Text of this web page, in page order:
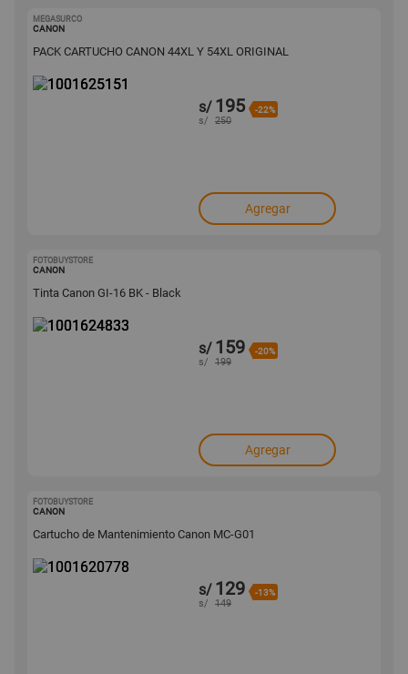
MEGASURCO
CANON
PACK CARTUCHO CANON 44XL Y 54XL ORIGINAL
s/ 195 -22%
s/ 250
Agregar
FOTOBUYSTORE
CANON
Tinta Canon GI-16 BK - Black
s/ 159 -20%
s/ 199
Agregar
FOTOBUYSTORE
CANON
Cartucho de Mantenimiento Canon MC-G01
s/ 129 -13%
s/ 149